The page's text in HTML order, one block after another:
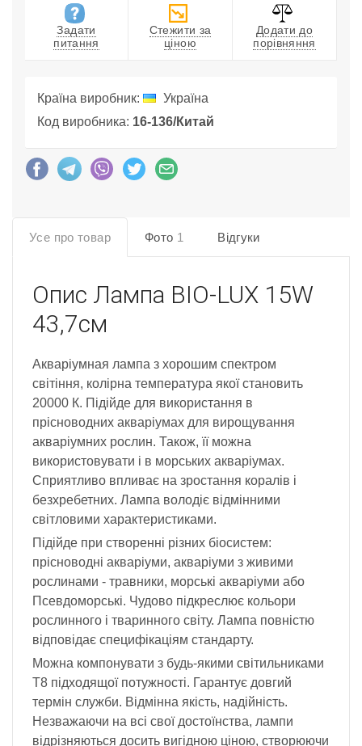
Задати
питання
Стежити за
ціною
Додати до
порівняння
Країна виробник:
Україна
Код виробника: 16-136/Китай
Усе про товар Фото 1 Відгуки
Опис Лампа BIO-LUX 15W
43,7см
Aкваріумная лампа з хорошим спектром
світіння, колірна температура якої становить
20000 К. Підійде для використання в
прісноводних акваріумах для вирощування
акваріумних рослин. Також, її можна
використовувати і в морських акваріумах.
Сприятливо впливає на зростання коралів і
безхребетних. Лампа володіє відмінними
світловими характеристиками.
Підійде при створенні різних біосистем:
прісноводні акваріуми, акваріуми з живими
рослинами - травники, морські акваріуми або
Псевдоморські. Чудово підкреслює кольори
рослинного і тваринного світу. Лампа повністю
відповідає специфікаціям стандарту.
Можна компонувати з будь-якими світильниками
Т8 підходящої потужності. Гарантує довгий
термін служби. Відмінна якість, надійність.
Незважаючи на всі свої достоїнства, лампи
відрізняються досить вигідною ціною, створюючи